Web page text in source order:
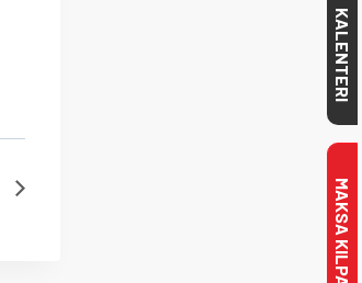
KALENTERI